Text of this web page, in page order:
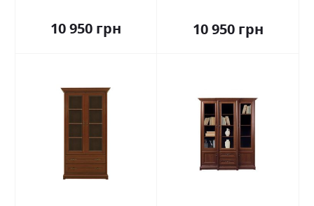
10 950 грн 10 950 грн